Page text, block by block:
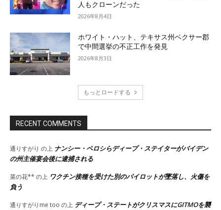
人もクローンだった
2026年8月4日
ホワイト・ハット、テキサス州ベクサー郡
で中間選挙の不正工作を発見
2026年8月3日
もっとロードする
RECENT COMMENTS
通りすがり の上 ナンシー・ペロシらディープ・ステイターがバイデン
の州主催宴会後に逮捕される
菜の花** の上 ワクチン接種を受けた別のパイロットが墜落し、火傷を
負う
通りすがりme too の上 ディープ・ステートがクリスマスにGITMOを襲